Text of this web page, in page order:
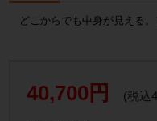
どこからでも中身が見える
40,700円 (税込